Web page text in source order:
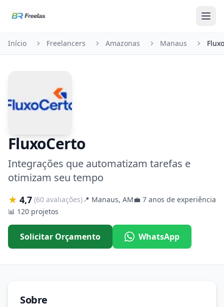
Início Freelancers Amazonas Manaus
FluxoCerto
Integrações que automatizam tarefas e
otimizam seu tempo
★ 4,7 (60 avaliações)📍 Manaus, AM💼 7 anos de experiência
📊 120 projetos
Solicitar Orçamento WhatsApp
Sobre